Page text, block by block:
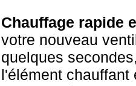
Chauffage rapide
votre nouveau
quelques
l'élément chauffant